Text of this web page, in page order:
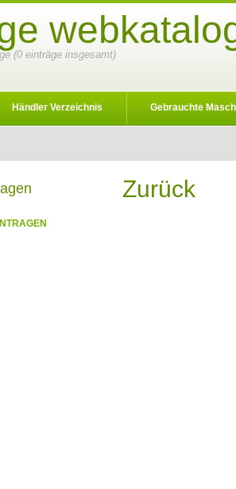
(0 einträge insgesamt)
Händler Verzeichnis Gebrauchte
Zurück